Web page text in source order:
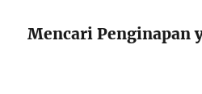
Mencari Penginapan